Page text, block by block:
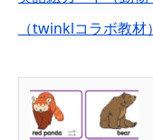
（twinklコラボ教材）